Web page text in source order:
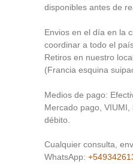
disponibles antes de
Envios en el día en la
coordinar a todo el
Retiros en nuestro
(Francia esquina
Medios de pago:
Mercado pago,
débito.
Cualquier consulta,
WhatsApp: